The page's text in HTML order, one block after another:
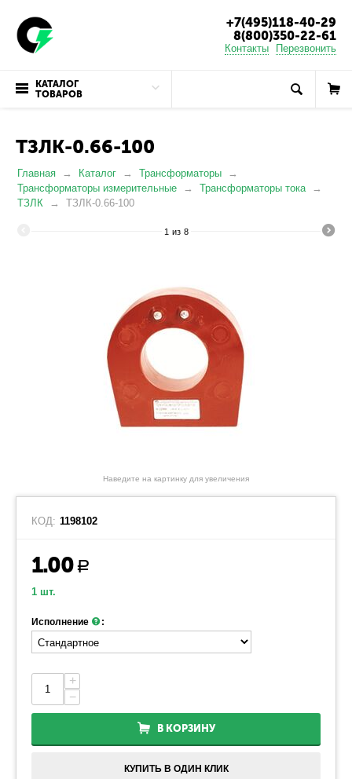
+7(495)118-40-29
8(800)350-22-61
Контакты Перезвонить
КАТАЛОГ
ТОВАРОВ
ТЗЛК-0.66-100
Главная Каталог
Трансформаторы
Трансформаторы измерительные
Трансформаторы тока
ТЗЛК
ТЗЛК-0.66-100
1 из 8
Наведите на картинку для увеличения
КОД: 1198102
1.00 Р
1 шт.
Исполнение :
+
−
В КОРЗИНУ
КУПИТЬ В ОДИН КЛИК